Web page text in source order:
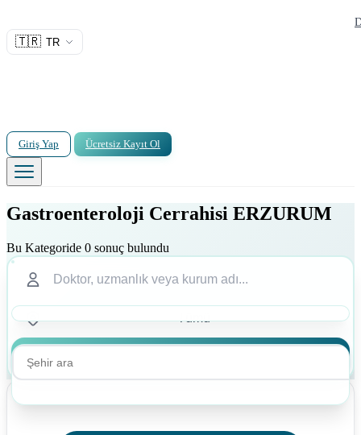
🇹🇷 TR
Giriş Yap Ücretsiz Kayıt Ol
Gastroenteroloji Cerrahisi ERZURUM
Bu Kategoride 0 sonuç bulundu